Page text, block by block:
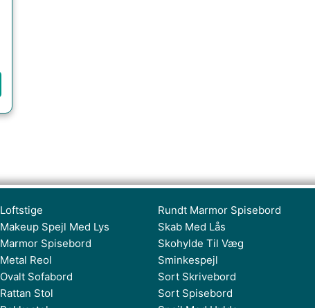
Loftstige
Makeup Spejl Med Lys
Marmor Spisebord
Metal Reol
Ovalt Sofabord
Rattan Stol
Rundt Marmor Spisebord
Skab Med Lås
Skohylde Til Væg
Sminkespejl
Sort Skrivebord
Sort Spisebord